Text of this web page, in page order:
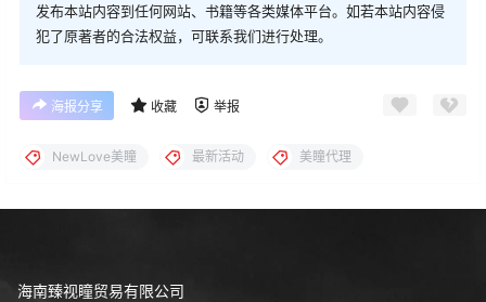
发布本站内容到任何网站、书籍等各类媒体平台。如若本站内容侵
犯了原著者的合法权益，可联系我们进行处理。
海报分享 收藏 举报
NewLove美瞳 最新活动 美瞳代理
海南臻视瞳贸易有限公司